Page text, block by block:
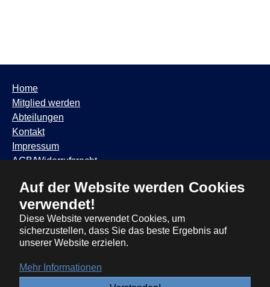
Auf der Website werden Cookies
verwendet!
Diese Website verwendet Cookies, um
sicherzustellen, dass Sie das beste Ergebnis auf
unserer Website erzielen.
Mehr Informationen
Kontakt
Impressum
AGB/Widerrufsrecht
Datenschutzhinweis
TSV Trudering ∙ Feldbergstr. 65 ∙ 81825 München ∙ Tel: